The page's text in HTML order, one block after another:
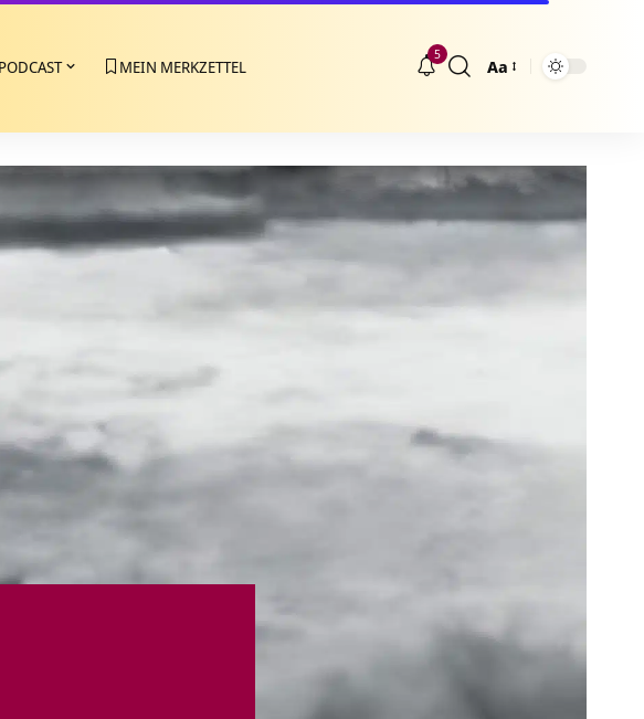
PODCAST MEIN MERKZETTEL
5
Größenänderung
Aa